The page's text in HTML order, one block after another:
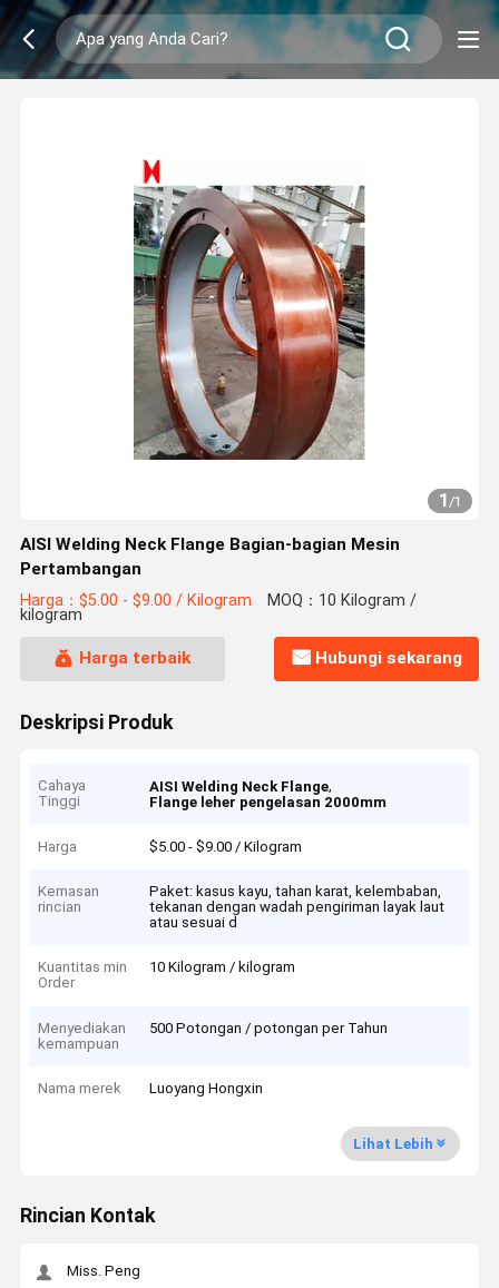
1/1
AISI Welding Neck Flange Bagian-bagian Mesin
Pertambangan
Harga：$5.00 - $9.00 / Kilogram MOQ：10 Kilogram /
kilogram
Harga terbaik Hubungi sekarang
Deskripsi Produk
Cahaya
Tinggi
AISI Welding Neck Flange,
Flange leher pengelasan 2000mm
Harga $5.00 - $9.00 / Kilogram
Kemasan
rincian
Paket: kasus kayu, tahan karat, kelembaban,
tekanan dengan wadah pengiriman layak laut
atau sesuai d
Kuantitas min
Order
10 Kilogram / kilogram
Menyediakan
kemampuan
500 Potongan / potongan per Tahun
Nama merek Luoyang Hongxin
Lihat Lebih
Rincian Kontak
Miss. Peng